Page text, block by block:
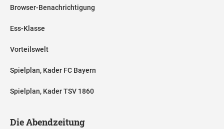
Browser-Benachrichtigung
Ess-Klasse
Vorteilswelt
Spielplan, Kader FC Bayern
Spielplan, Kader TSV 1860
Die Abendzeitung